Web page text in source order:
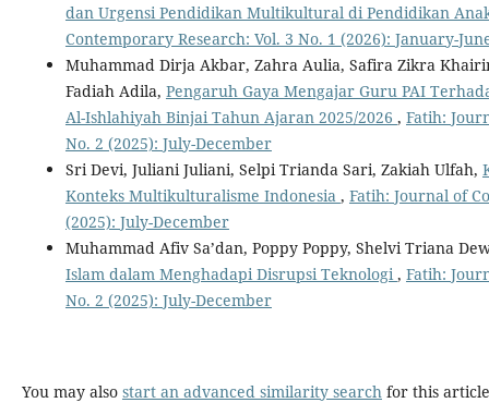
dan Urgensi Pendidikan Multikultural di Pendidikan
Contemporary Research: Vol. 3 No. 1 (2026): January-
Muhammad Dirja Akbar, Zahra Aulia, Safira Zikra
Fadiah Adila, Pengaruh Gaya Mengajar Guru PAI
Al-Ishlahiyah Binjai Tahun Ajaran 2025/2026 , Fatih:
No. 2 (2025): July-December
Sri Devi, Juliani Juliani, Selpi Trianda Sari, Zakiah Ulfah,
Konteks Multikulturalisme Indonesia , Fatih: Journal of
(2025): July-December
Muhammad Afiv Sa’dan, Poppy Poppy, Shelvi Triana
Islam dalam Menghadapi Disrupsi Teknologi, Fatih:
No. 2 (2025): July-December
You may also start an advanced similarity searchfor this